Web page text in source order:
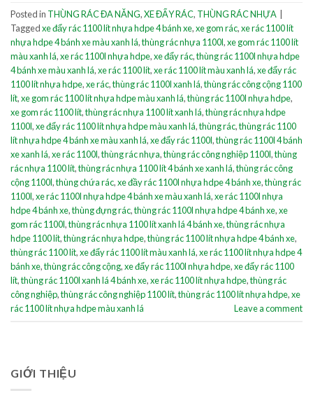
Posted in THÙNG RÁC ĐA NĂNG,XE ĐẨY RÁC, THÙNG RÁC NHỰA
Taggedxe đẩy rác 1100 lít nhựa hdpe 4 bánh xe,xe gom rác,xe rác 1100 lít
nhựa hdpe 4 bánh xe màu xanh lá,thùng rác nhựa 1100l,xe gom rác 1100 lít
màu xanh lá,xe rác 1100l nhựa hdpe,xe đẩy rác,thùng rác 1100l nhựa hdpe
4 bánh xe màu xanh lá,xe rác 1100 lít,xe rác 1100 lít màu xanh lá,xe đẩy rác
1100 lít nhựa hdpe,xe rác,thùng rác 1100l xanh lá,thùng rác công cộng 1100
lít,xe gom rác 1100 lít nhựa hdpe màu xanh lá,thùng rác 1100l nhựa hdpe,
xe gom rác 1100 lít,thùng rác nhựa 1100 lít xanh lá,thùng rác nhựa hdpe
1100l,xe đẩy rác 1100 lít nhựa hdpe màu xanh lá,thùng rác,thùng rác 1100
lít nhựa hdpe 4 bánh xe màu xanh lá,xe đẩy rác 1100l,thùng rác 1100l 4 bánh
xe xanh lá,xe rác 1100l,thùng rác nhựa,thùng rác công nghiệp 1100l,thùng
rác nhựa 1100 lít,thùng rác nhựa 1100 lít 4 bánh xe xanh lá,thùng rác công
cộng 1100l,thùng chứa rác,xe đầy rác 1100l nhựa hdpe 4 bánh xe,thùng rác
1100l,xe rác 1100l nhựa hdpe 4 bánh xe màu xanh lá,xe rác 1100l nhựa
hdpe 4 bánh xe,thùng đựng rác,thùng rác 1100l nhựa hdpe 4 bánh xe,xe
gom rác 1100l,thùng rác nhựa 1100 lít xanh lá 4 bánh xe,thùng rác nhựa
hdpe 1100 lít,thùng rác nhựa hdpe,thùng rác 1100 lít nhựa hdpe 4 bánh xe,
thùng rác 1100 lít,xe đẩy rác 1100 lít màu xanh lá,xe rác 1100 lít nhựa hdpe 4
bánh xe,thùng rác công cộng,xe đẩy rác 1100l nhựa hdpe,xe đẩy rác 1100
lít,thùng rác 1100l xanh lá 4 bánh xe,xe rác 1100 lít nhựa hdpe,thùng rác
công nghiệp,thùng rác công nghiệp 1100 lít,thùng rác 1100 lít nhựa hdpe,xe
rác 1100 lít nhựa hdpe màu xanh lá
Leave a comment
GIỚI THIỆU